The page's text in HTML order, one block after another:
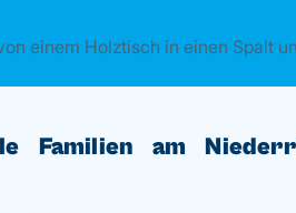
Familien am